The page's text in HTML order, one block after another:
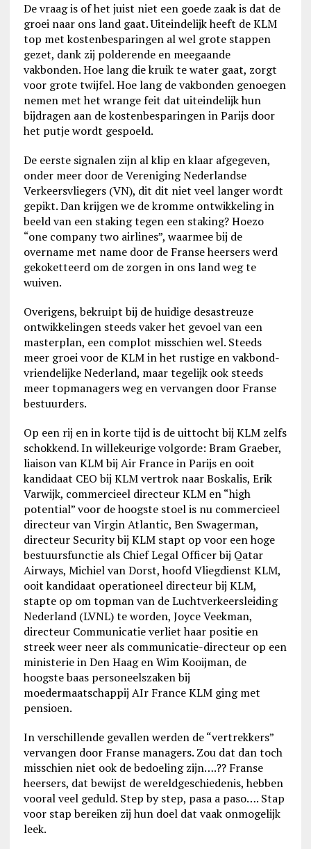
De vraag is of het juist niet een goede zaak is dat de
groei naar ons land gaat. Uiteindelijk heeft de KLM
top met kostenbesparingen al wel grote stappen
gezet, dank zij polderende en meegaande
vakbonden. Hoe lang die kruik te water gaat, zorgt
voor grote twijfel. Hoe lang de vakbonden genoegen
nemen met het wrange feit dat uiteindelijk hun
bijdragen aan de kostenbesparingen in Parijs door
het putje wordt gespoeld.
De eerste signalen zijn al klip en klaar afgegeven,
onder meer door de Vereniging Nederlandse
Verkeersvliegers (VN), dit dit niet veel langer wordt
gepikt. Dan krijgen we de kromme ontwikkeling in
beeld van een staking tegen een staking? Hoezo
“one company two airlines”, waarmee bij de
overname met name door de Franse heersers werd
gekoketteerd om de zorgen in ons land weg te
wuiven.
Overigens, bekruipt bij de huidige desastreuze
ontwikkelingen steeds vaker het gevoel van een
masterplan, een complot misschien wel. Steeds
meer groei voor de KLM in het rustige en vakbond-
vriendelijke Nederland, maar tegelijk ook steeds
meer topmanagers weg en vervangen door Franse
bestuurders.
Op een rij en in korte tijd is de uittocht bij KLM zelfs
schokkend. In willekeurige volgorde: Bram Graeber,
liaison van KLM bij Air France in Parijs en ooit
kandidaat CEO bij KLM vertrok naar Boskalis, Erik
Varwijk, commercieel directeur KLM en “high
potential” voor de hoogste stoel is nu commercieel
directeur van Virgin Atlantic, Ben Swagerman,
directeur Security bij KLM stapt op voor een hoge
bestuursfunctie als Chief Legal Officer bij Qatar
Airways, Michiel van Dorst, hoofd Vliegdienst KLM,
ooit kandidaat operationeel directeur bij KLM,
stapte op om topman van de Luchtverkeersleiding
Nederland (LVNL) te worden, Joyce Veekman,
directeur Communicatie verliet haar positie en
streek weer neer als communicatie-directeur op een
ministerie in Den Haag en Wim Kooijman, de
hoogste baas personeelszaken bij
moedermaatschappij AIr France KLM ging met
pensioen.
In verschillende gevallen werden de “vertrekkers”
vervangen door Franse managers. Zou dat dan toch
misschien niet ook de bedoeling zijn….?? Franse
heersers, dat bewijst de wereldgeschiedenis, hebben
vooral veel geduld. Step by step, pasa a paso…. Stap
voor stap bereiken zij hun doel dat vaak onmogelijk
leek.